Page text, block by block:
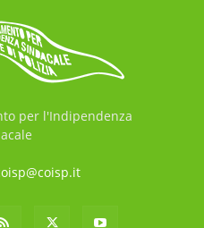
per l'Indipendenza